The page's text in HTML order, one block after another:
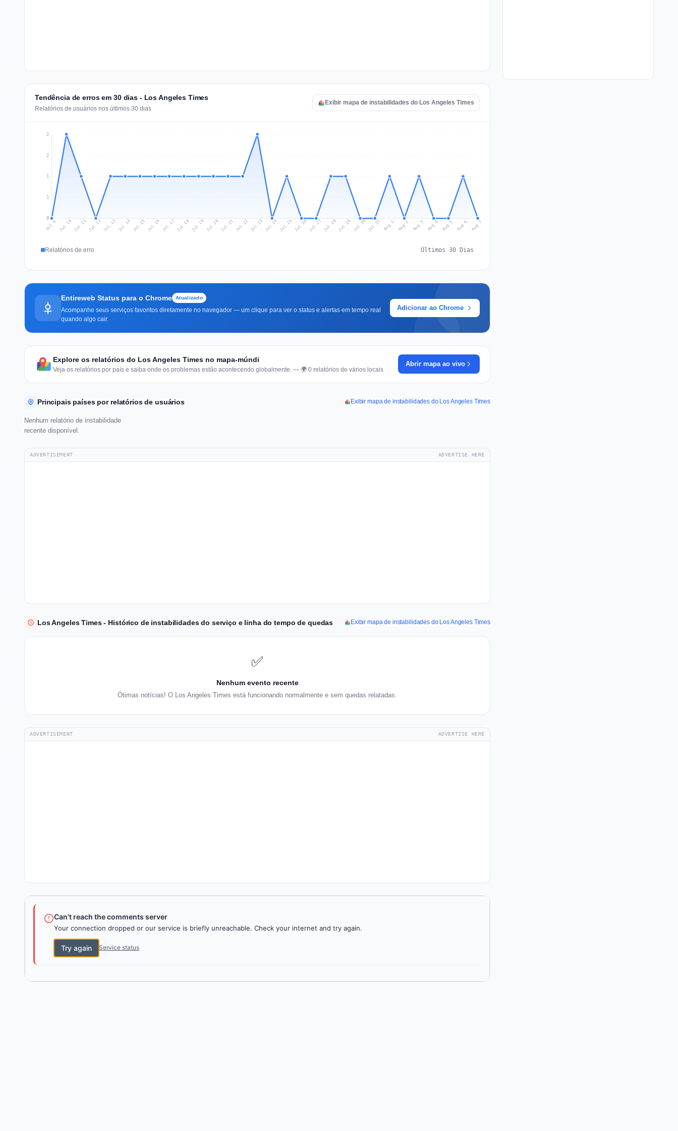
Tendência de erros em 30 dias - Los Angeles Times
Relatórios de usuários nos últimos 30 dias
Exibir mapa de instabilidades do Los Angeles Times
0
1
1
2
2
Jul 9 Jul 10 Jul 11Jul 12Jul 13 Jul 14 Jul 15 Jul 16 Jul 17 Jul 18Jul 19 Jul 20 Jul 21 Jul 22 Jul 23 Jul 24 Jul 25 Jul 26Jul 27 Jul 28Jul 29 Jul 30 Jul 31 Aug 1 Aug 2 Aug 3 Aug 4 Aug 5 Aug 6 Aug 7
Relatórios de erro Últimos 30 Dias
Entireweb Status para o Chrome Atualizado
Acompanhe seus serviços favoritos diretamente no navegador — um clique para ver o status e alertas em tempo real
quando algo cair.
Adicionar ao Chrome
Explore os relatórios do Los Angeles Times no mapa-múndi
Veja os relatórios por país e saiba onde os problemas estão acontecendo globalmente. — 🌍 0 relatórios de vários locais
Abrir mapa ao vivo
Principais países por relatórios de usuários Exibir mapa de instabilidades do Los Angeles Times
Nenhum relatório de instabilidade
recente disponível.
ADVERTISEMENT ADVERTISE HERE
Los Angeles Times - Histórico de instabilidades do serviço e linha do tempo de quedas Exibir mapa de instabilidades do Los Angeles Times
✅
Nenhum evento recente
Ótimas notícias! O Los Angeles Times está funcionando normalmente e sem quedas relatadas.
ADVERTISEMENT ADVERTISE HERE
Can't reach the comments server
Your connection dropped or our service is briefly unreachable. Check your internet and try again.
Try again Service status